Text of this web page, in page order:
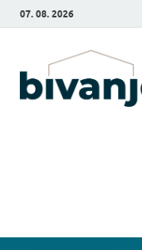
07. 08. 2026